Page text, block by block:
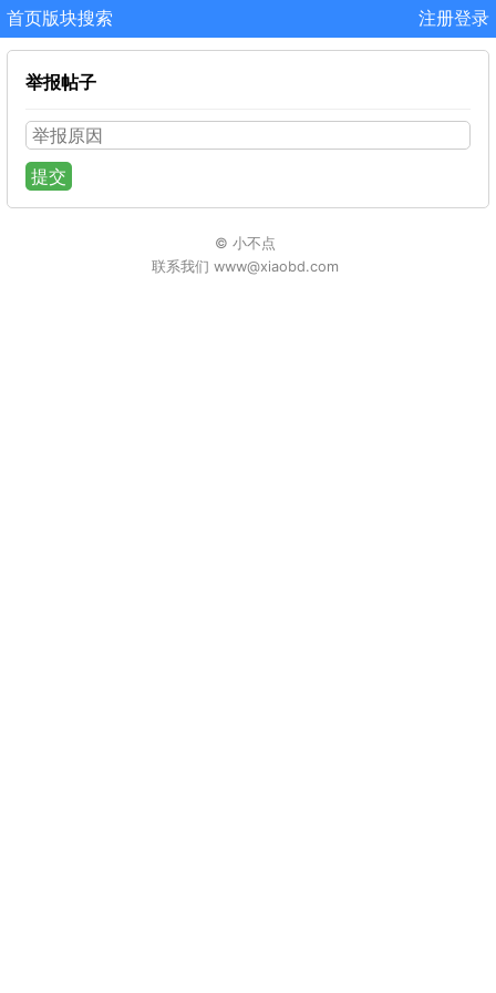
首页版块搜索 注册登录
举报帖子
提交
© 小不点
联系我们 www@xiaobd.com